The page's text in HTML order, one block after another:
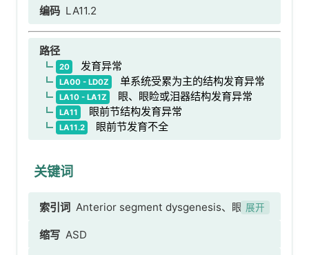
编码 LA11.2
路径
20 发育异常
LA00 - LD0Z 单系统受累为主的结构发育异常
LA10 - LA1Z 眼、眼睑或泪器结构发育异常
LA11 眼前节结构发育异常
LA11.2 眼前节发育不全
关键词
索引词 Anterior segment dysgenesis、眼前节
发育不全、Axenfeld异常、角虹膜发育不良、
Rieger-Axenfeld异常
展开
缩写 ASD